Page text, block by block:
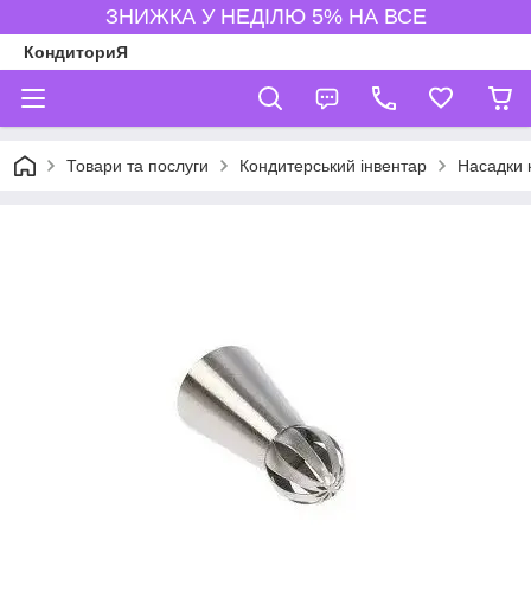
ЗНИЖКА У НЕДІЛЮ 5% НА ВСЕ
КондиториЯ
Товари та послуги Кондитерський інвентар Насадки